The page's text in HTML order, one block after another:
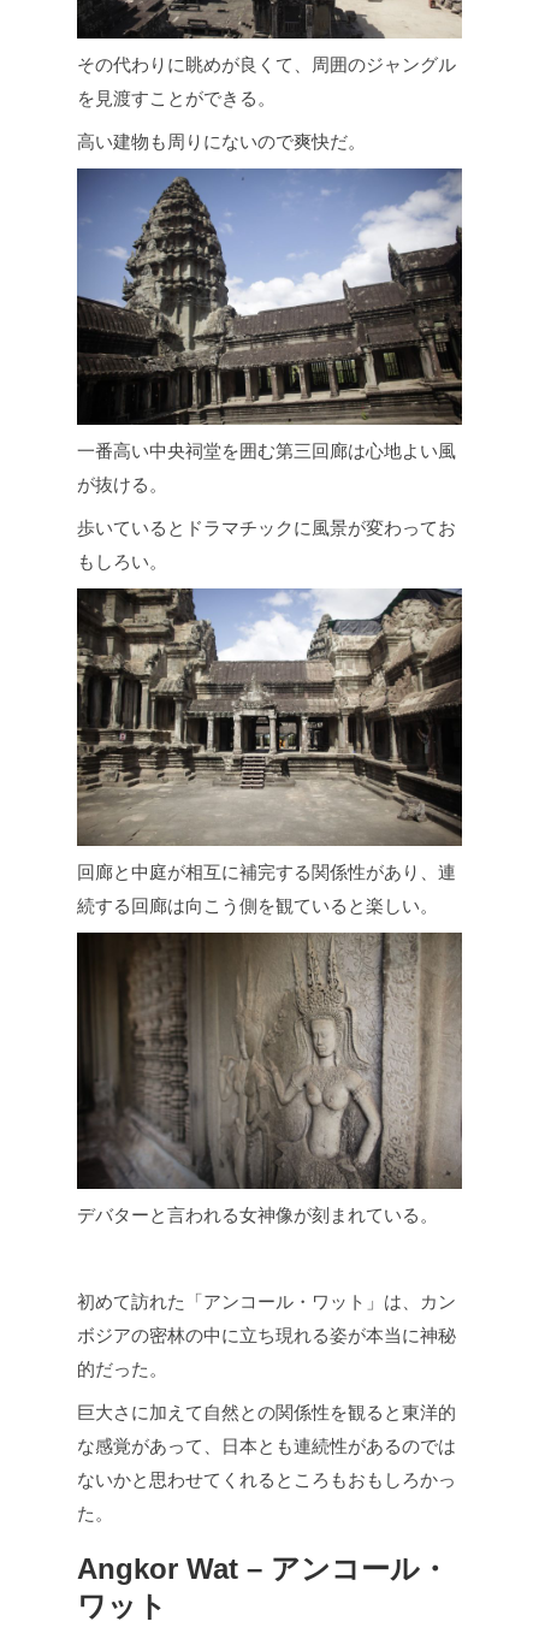
その代わりに眺めが良くて、周囲のジャングル
を見渡すことができる。
高い建物も周りにないので爽快だ。
一番高い中央祠堂を囲む第三回廊は心地よい風
が抜ける。
歩いているとドラマチックに風景が変わってお
もしろい。
回廊と中庭が相互に補完する関係性があり、連
続する回廊は向こう側を観ていると楽しい。
デバターと言われる女神像が刻まれている。
初めて訪れた「アンコール・ワット」は、カン
ボジアの密林の中に立ち現れる姿が本当に神秘
的だった。
巨大さに加えて自然との関係性を観ると東洋的
な感覚があって、日本とも連続性があるのでは
ないかと思わせてくれるところもおもしろかっ
た。
Angkor Wat – アンコール・
ワット